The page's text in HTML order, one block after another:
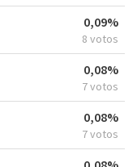
0,09%
8 votos
0,08%
7 votos
0,08%
7 votos